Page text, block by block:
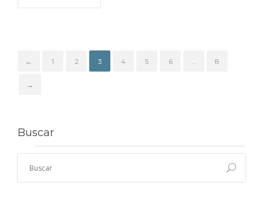
← 1 2 3 4 5 6 … 8
→
Buscar